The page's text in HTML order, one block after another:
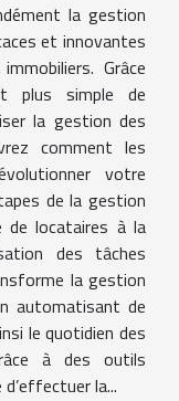
la gestion
et innovantes
Grâce
plus simple de
la gestion des
comment les
votre
de la gestion
de locataires à la
des tâches
la gestion
automatisant de
le quotidien des
à des outils
la...